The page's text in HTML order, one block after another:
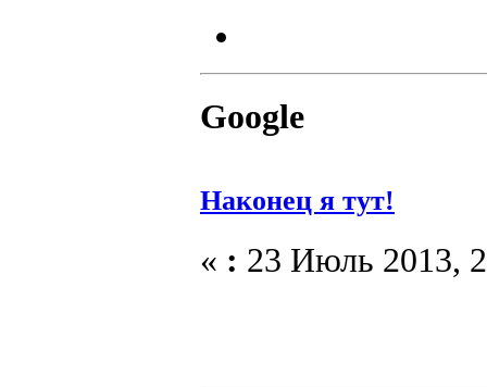
Google
Наконец я тут!
« : 23 Июль 2013,